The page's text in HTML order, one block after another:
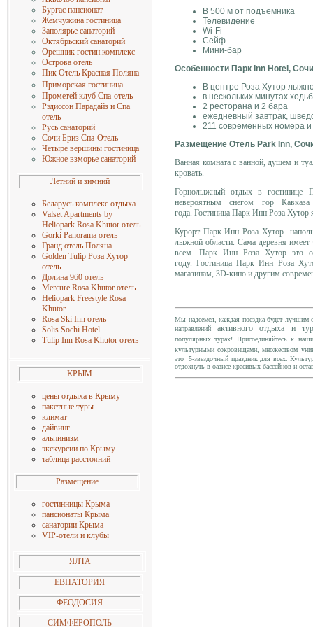
Бургас пансионат
Жемчужина гостиница
Заполярье санаторий
Октябрьский санаторий
Орешник гостин.комплекс
Острова отель
Пик Отель Красная Поляна
Приморская гостиница
Прометей клуб Спа-отель
Рэдиссон Парадайз и Спа
отель
Русь санаторий
Сочи Бриз Спа-Отель
Четыре вершины гостиница
Южное взморье санаторий
Летний и зимний
Беларусь комплекс отдыха
Valset Apartments by
Heliopark Rosa Khutor отель
Gorki Panorama отель
Гранд отель Поляна
Golden Tulip Роза Хутор
отель
Долина 960 отель
Mercure Rosa Khutor отель
Heliopark Freestyle Rosa
Khutor
Rosa Ski Inn отель
Solis Sochi Hotel
Tulip Inn Rosa Khutor отель
КРЫМ
цены отдыха в Крыму
пакетные туры
климат
дайвинг
альпинизм
экскурсии по Крыму
таблица расстояний
Размещение
гостинницы Крыма
пансионаты Крыма
санатории Крыма
VIP-отели и клубы
ЯЛТА
ЕВПАТОРИЯ
ФЕОДОСИЯ
СИМФЕРОПОЛЬ
В 500 м от подъемника
Телевидение
Wi-Fi
Сейф
Мини-бар
Особенности Парк Inn Hotel, Сочи
В центре Роза Хутор
в нескольких минутах
2 ресторана и 2 бара
ежедневный завтрак,
211 современных номера и
Размещение Отель Park Inn,
Ванная комната с ванной, душем и
кровать.
Горнолыжный отдых в гостинице
невероятным снегом гор
года. Гостиница Парк Инн Роза Хутор
Курорт Парк Инн Роза Хутор
лыжной области. Сама деревня имеет
всем.
Парк Инн Роза Хутор это
году.Гостиница Парк Инн Роза
магазинам, 3D-кино и другим
Мы надеемся, каждая поездка будет
направленийактивного отдыха и
популярных турах! Присоединяйтесь к
культурными сокровищами, множеством
это 5-звездочный праздник для всех.
отдохнуть в оазисе красивых бассейнов и